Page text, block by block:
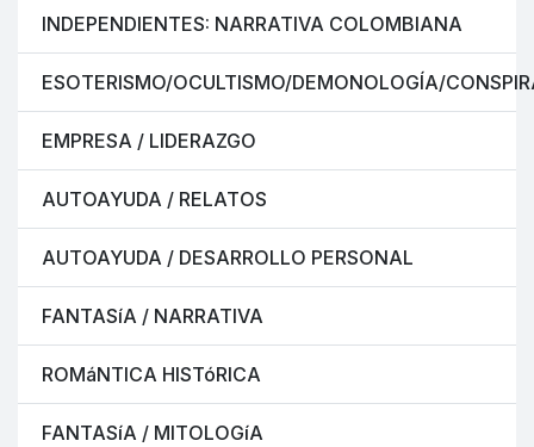
INDEPENDIENTES: NARRATIVA COLOMBIANA
ESOTERISMO/OCULTISMO/DEMONOLOGÍA/
EMPRESA / LIDERAZGO
AUTOAYUDA / RELATOS
AUTOAYUDA / DESARROLLO PERSONAL
FANTASíA / NARRATIVA
ROMáNTICA HISTóRICA
FANTASíA / MITOLOGíA